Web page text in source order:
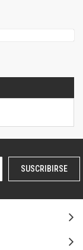
SUSCRIBIRSE